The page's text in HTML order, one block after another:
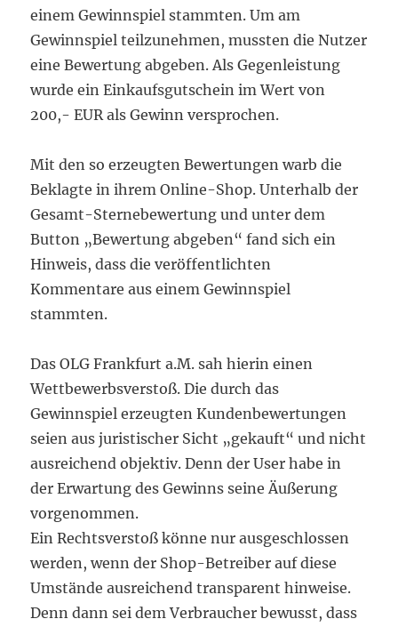
einem Gewinnspiel stammten. Um am
Gewinnspiel teilzunehmen, mussten die Nutzer
eine Bewertung abgeben. Als Gegenleistung
wurde ein Einkaufsgutschein im Wert von
200,- EUR als Gewinn versprochen.
Mit den so erzeugten Bewertungen warb die
Beklagte in ihrem Online-Shop. Unterhalb der
Gesamt-Sternebewertung und unter dem
Button „Bewertung abgeben“ fand sich ein
Hinweis, dass die veröffentlichten
Kommentare aus einem Gewinnspiel
stammten.
Das OLG Frankfurt a.M. sah hierin einen
Wettbewerbsverstoß. Die durch das
Gewinnspiel erzeugten Kundenbewertungen
seien aus juristischer Sicht „gekauft“ und nicht
ausreichend objektiv. Denn der User habe in
der Erwartung des Gewinns seine Äußerung
vorgenommen.
Ein Rechtsverstoß könne nur ausgeschlossen
werden, wenn der Shop-Betreiber auf diese
Umstände ausreichend transparent hinweise.
Denn dann sei dem Verbraucher bewusst, dass